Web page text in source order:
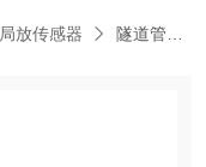
局放传感器 隧道管廊开关柜局放传感器-易安装